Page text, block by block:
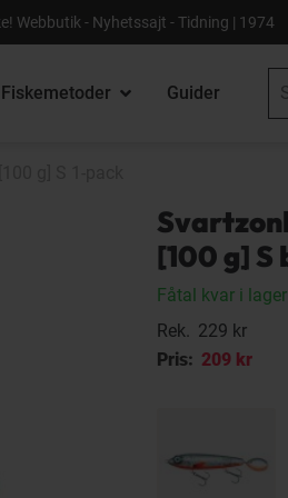
Webbutik - Nyhetssajt - Tidning | 1974
Fiskemetoder Guider
[100 g] S
Fåtal kvar i lager
Rek. 229 kr
Pris: 209 kr